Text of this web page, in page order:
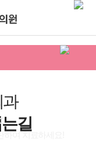
여 치료하세요!
길